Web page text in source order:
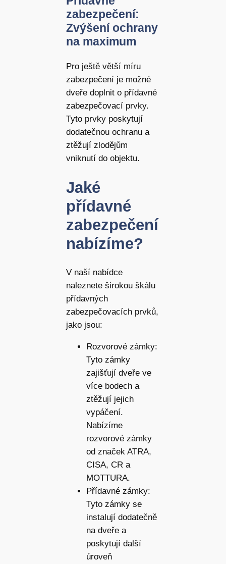
zabezpečení:
Zvýšení ochrany
na maximum
Pro ještě větší míru
zabezpečení je možné
dveře doplnit o přídavné
zabezpečovací prvky.
Tyto prvky poskytují
dodatečnou ochranu a
ztěžují zlodějům
vniknutí do objektu.
Jaké
přídavné
zabezpečení
nabízíme?
V naší nabídce
naleznete širokou škálu
přídavných
zabezpečovacích prvků,
jako jsou:
Rozvorové zámky:
Tyto zámky
zajišťují dveře ve
více bodech a
ztěžují jejich
vypáčení.
Nabízíme
rozvorové zámky
od značek ATRA,
CISA, CR a
MOTTURA.
Přídavné zámky:
Tyto zámky se
instalují dodatečně
na dveře a
poskytují další
úroveň